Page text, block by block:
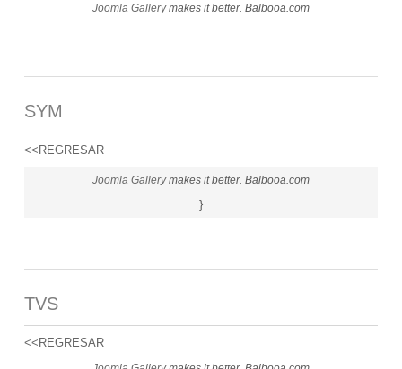
Joomla Gallerymakes it better. Balbooa.com
SYM
<<REGRESAR
Joomla Gallerymakes it better. Balbooa.com
}
TVS
<<REGRESAR